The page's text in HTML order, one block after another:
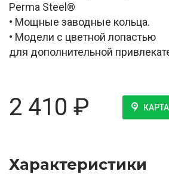
Perma Steel®
• Мощные заводные кольца.
• Модели с цветной лопастью
для дополнительной
2 410 ₽
Характеристики